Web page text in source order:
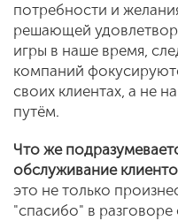
потребности и
решающей
игры в наше время,
компаний
своих клиентах, а не
путём.
Что же
обслуживание
это не только
"спасибо" в